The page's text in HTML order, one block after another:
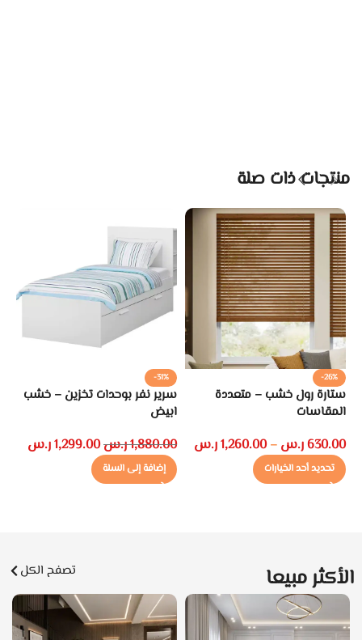
منتجات ذات صلة
-26%
ستارة رول خشب – متعددة
المقاسات
630.00ر.س –
1,260.00ر.س
تحديد أحد الخيارات
-31%
سرير نفر بوحدات تخزين – خشب
ابيض
1,880.00ر.س1,299.00ر.س
إضافة إلى السلة
الأكثر مبيعا تصفح الكل